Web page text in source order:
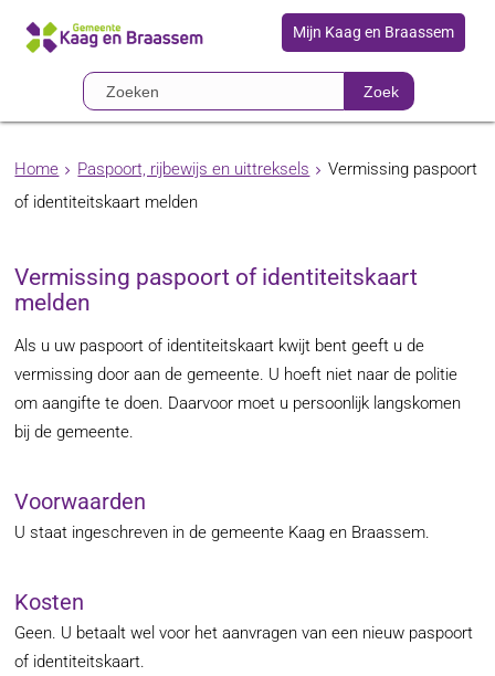
Mijn Kaag en Braassem
Zoek
Home Paspoort, rijbewijs en uittreksels
Vermissing paspoort
of identiteitskaart melden
Vermissing paspoort of identiteitskaart
melden
Als u uw paspoort of identiteitskaart kwijt bent geeft u de
vermissing door aan de gemeente. U hoeft niet naar de politie
om aangifte te doen. Daarvoor moet u persoonlijk langskomen
bij de gemeente.
Voorwaarden
U staat ingeschreven in de gemeente Kaag en Braassem.
Kosten
Geen. U betaalt wel voor het aanvragen van een nieuw paspoort
of identiteitskaart.